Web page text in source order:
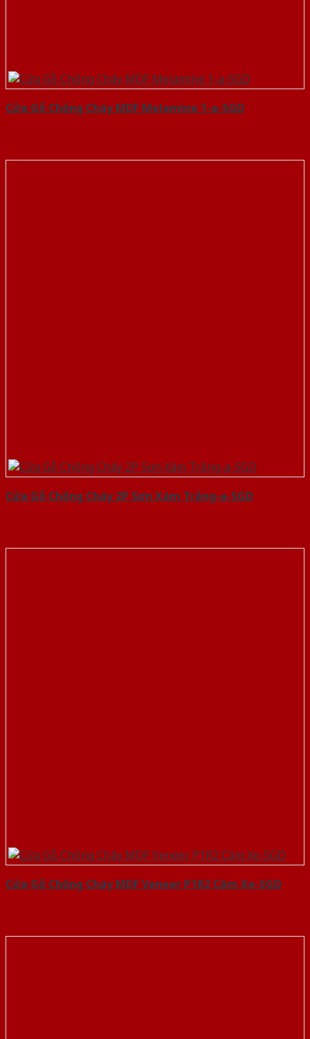
Cửa Gỗ Chống Cháy MDF Melamine 1-a-SGD
Cửa Gỗ Chống Cháy 2P Sơn Xám Trắng-a-SGD
Cửa Gỗ Chống Cháy MDF Veneer P1R2 Căm Xe-SGD